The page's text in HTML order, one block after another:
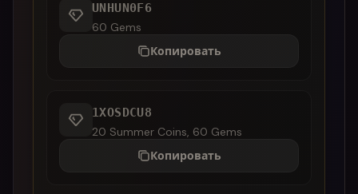
UNHUN0F6
60 Gems
Копировать
1XOSDCU8
20 Summer Coins, 60 Gems
Копировать